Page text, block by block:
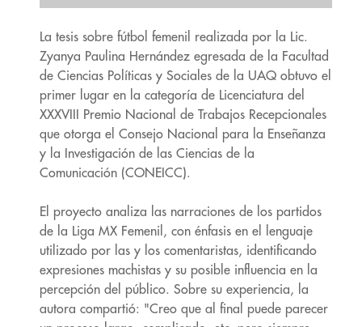
La tesis sobre fútbol femenil realizada por la Lic.
Zyanya Paulina Hernández egresada de la Facultad
de Ciencias Políticas y Sociales de la UAQ obtuvo el
primer lugar en la categoría de Licenciatura del
XXXVIII Premio Nacional de Trabajos Recepcionales
que otorga el Consejo Nacional para la Enseñanza
y la Investigación de las Ciencias de la
Comunicación (CONEICC).
El proyecto analiza las narraciones de los partidos
de la Liga MX Femenil, con énfasis en el lenguaje
utilizado por las y los comentaristas, identificando
expresiones machistas y su posible influencia en la
percepción del público. Sobre su experiencia, la
autora compartió: "Creo que al final puede parecer